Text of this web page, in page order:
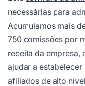
necessárias para
Acumulamos mais
750 comissões por
receita da empresa,
ajudar a
afiliados de alto